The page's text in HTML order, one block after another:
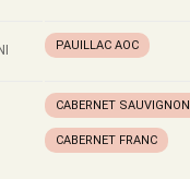
PAUILLAC AOC
CABERNET SAUVIGNON
CABERNET FRANC